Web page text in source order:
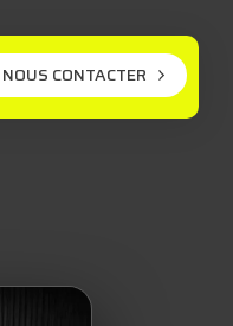
NOUS CONTACTER